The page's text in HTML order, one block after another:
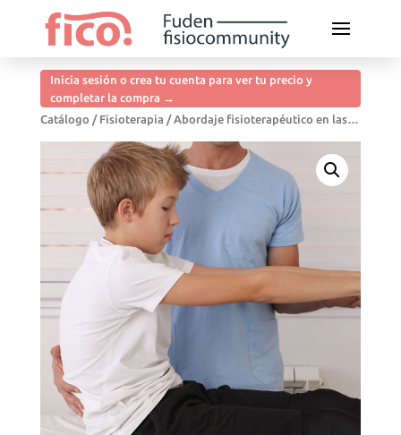
Catálogo / Fisioterapia / Abordaje fisioterapéutico en las patologías más frecuentes en pediatría
Inicia sesión o crea tu cuenta para ver tu precio y
completar la compra →